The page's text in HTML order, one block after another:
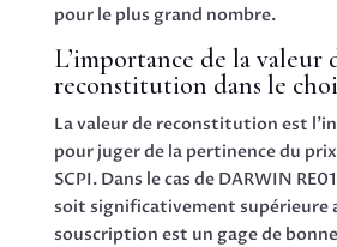
pour le plus grand nombre.
L’importance de la valeur
reconstitution dans le
La valeur de reconstitution est
pour juger de la pertinence du
SCPI. Dans le cas de DARWIN
soit significativement supérieure
souscription est un gage de